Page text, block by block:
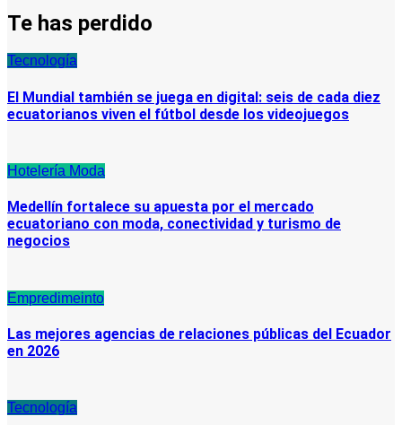
Te has perdido
Tecnología
El Mundial también se juega en digital: seis de cada diez
ecuatorianos viven el fútbol desde los videojuegos
Hotelería Moda
Medellín fortalece su apuesta por el mercado
ecuatoriano con moda, conectividad y turismo de
negocios
Empredimeinto
Las mejores agencias de relaciones públicas del Ecuador
en 2026
Tecnología